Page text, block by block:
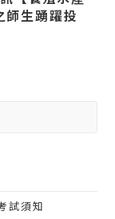
生踴躍投
試須知